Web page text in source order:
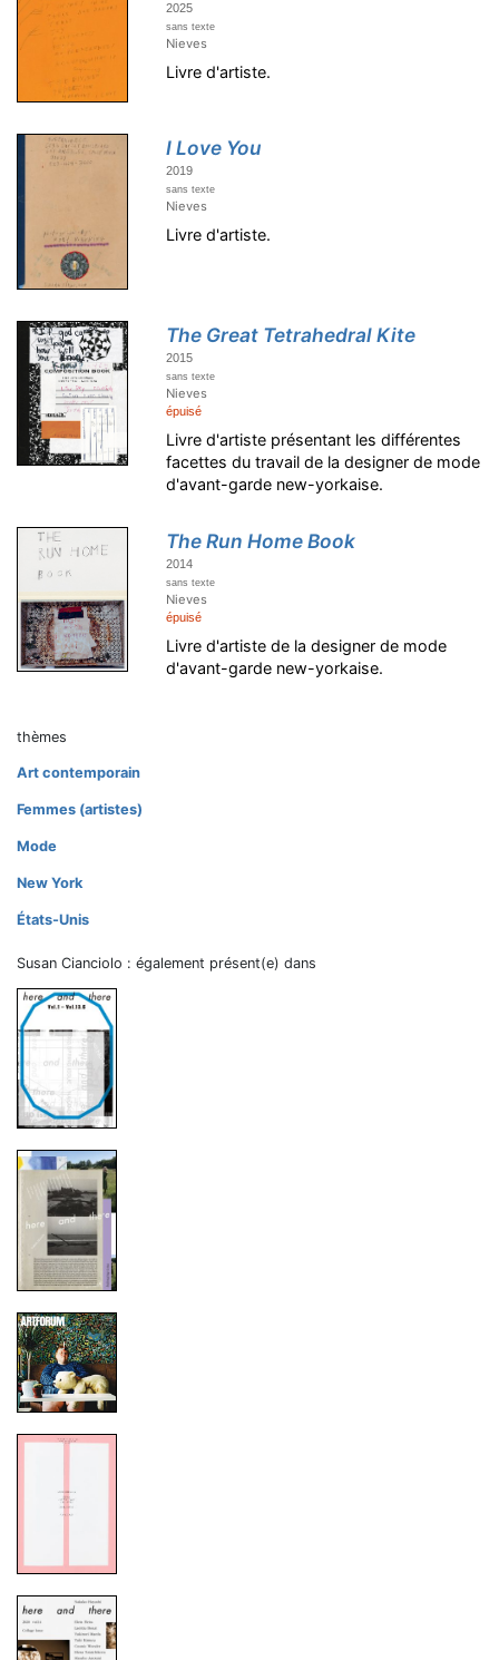
2025
sans texte
Nieves
Livre d'artiste.
I Love You
2019
sans texte
Nieves
Livre d'artiste.
The Great Tetrahedral Kite
2015
sans texte
Nieves
épuisé
Livre d'artiste présentant les différentes
facettes du travail de la designer de mode
d'avant-garde new-yorkaise.
The Run Home Book
2014
sans texte
Nieves
épuisé
Livre d'artiste de la designer de mode
d'avant-garde new-yorkaise.
thèmes
Art contemporain
Femmes (artistes)
Mode
New York
États-Unis
Susan Cianciolo : également présent(e) dans